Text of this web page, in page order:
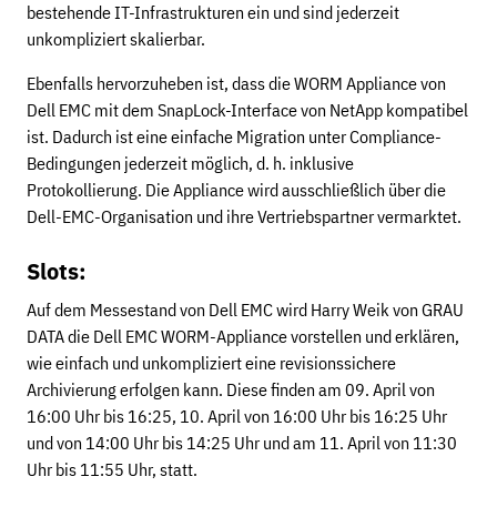
bestehende IT-Infrastrukturen ein und sind jederzeit
unkompliziert skalierbar.
Ebenfalls hervorzuheben ist, dass die WORM Appliance von
Dell EMC mit dem SnapLock-Interface von NetApp kompatibel
ist. Dadurch ist eine einfache Migration unter Compliance-
Bedingungen jederzeit möglich, d. h. inklusive
Protokollierung. Die Appliance wird ausschließlich über die
Dell-EMC-Organisation und ihre Vertriebspartner vermarktet.
Slots:
Auf dem Messestand von Dell EMC wird Harry Weik von GRAU
DATA die Dell EMC WORM-Appliance vorstellen und erklären,
wie einfach und unkompliziert eine revisionssichere
Archivierung erfolgen kann. Diese finden am 09. April von
16:00 Uhr bis 16:25, 10. April von 16:00 Uhr bis 16:25 Uhr
und von 14:00 Uhr bis 14:25 Uhr und am 11. April von 11:30
Uhr bis 11:55 Uhr, statt.